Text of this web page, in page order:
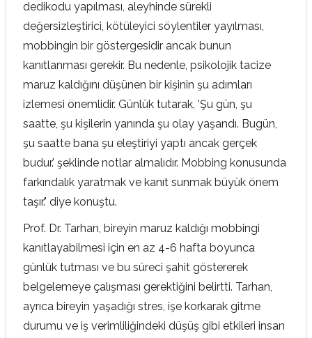
dedikodu yapılması, aleyhinde sürekli
değersizleştirici, kötüleyici söylentiler yayılması,
mobbingin bir göstergesidir ancak bunun
kanıtlanması gerekir. Bu nedenle, psikolojik tacize
maruz kaldığını düşünen bir kişinin şu adımları
izlemesi önemlidir. Günlük tutarak, 'Şu gün, şu
saatte, şu kişilerin yanında şu olay yaşandı. Bugün,
şu saatte bana şu eleştiriyi yaptı ancak gerçek
budur.' şeklinde notlar almalıdır. Mobbing konusunda
farkındalık yaratmak ve kanıt sunmak büyük önem
taşır." diye konuştu.
Prof. Dr. Tarhan, bireyin maruz kaldığı mobbingi
kanıtlayabilmesi için en az 4-6 hafta boyunca
günlük tutması ve bu süreci şahit göstererek
belgelemeye çalışması gerektiğini belirtti. Tarhan,
ayrıca bireyin yaşadığı stres, işe korkarak gitme
durumu ve iş verimliliğindeki düşüş gibi etkileri insan